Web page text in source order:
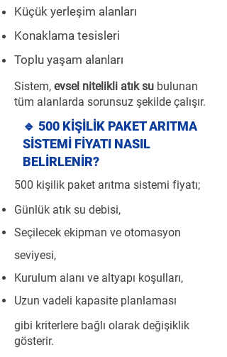
Küçük yerleşim alanları
Konaklama tesisleri
Toplu yaşam alanları
Sistem, evsel nitelikli atık su bulunan
tüm alanlarda sorunsuz şekilde çalışır.
🔹 500 KİŞİLİK PAKET ARITMA
SİSTEMİ FİYATI NASIL
BELİRLENİR?
500 kişilik paket arıtma sistemi fiyatı;
Günlük atık su debisi,
Seçilecek ekipman ve otomasyon
seviyesi,
Kurulum alanı ve altyapı koşulları,
Uzun vadeli kapasite planlaması
gibi kriterlere bağlı olarak değişiklik
gösterir.